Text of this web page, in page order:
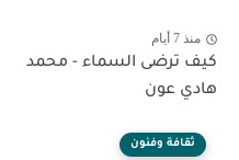
منذ 7 أيام
كيف ترضى السماء - محمد
هادي عون
ثقافة وفنون